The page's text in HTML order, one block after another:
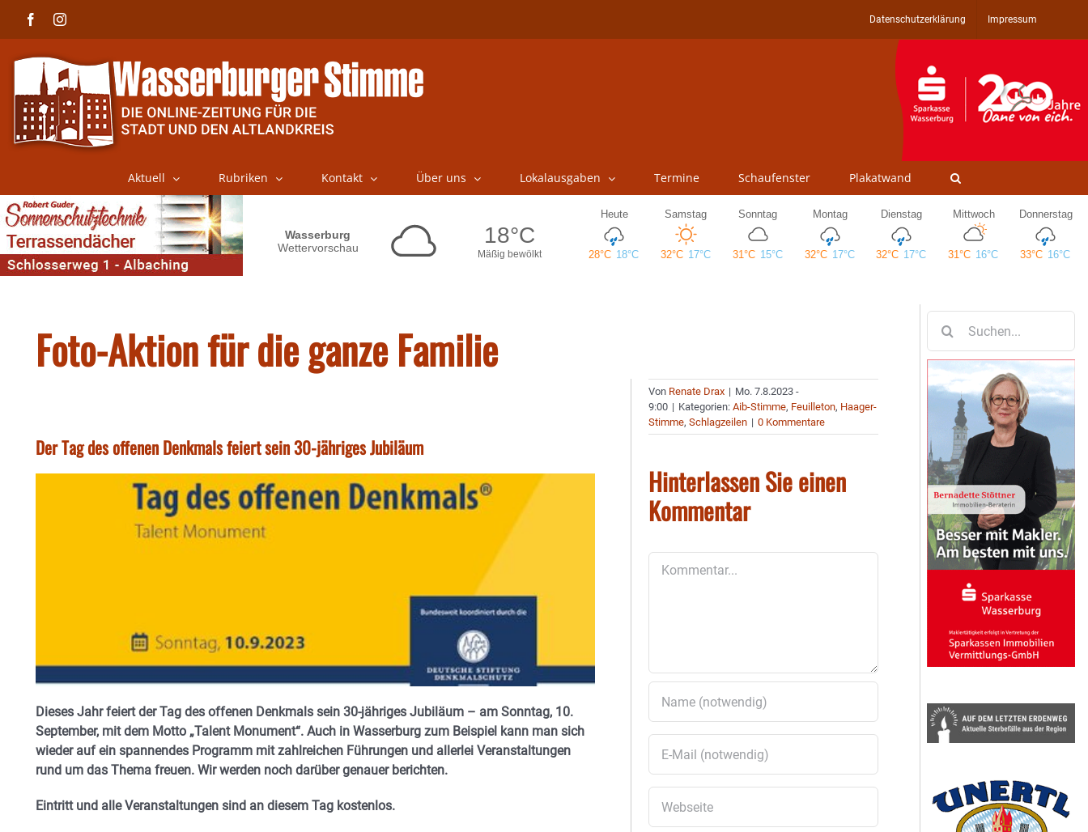
FacebookInstagram Datenschutzerklärung Impressum
Aktuell Rubriken Kontakt Über uns Lokalausgaben Termine Schaufenster Plakatwand
Foto-Aktion für die ganze Familie
Der Tag des offenen Denkmals feiert sein 30-jähriges Jubiläum
Dieses Jahr feiert der Tag des offenen Denkmals sein 30-jähriges Jubiläum – am Sonntag, 10.
September, mit dem Motto „Talent Monument“. Auch in Wasserburg zum Beispiel kann man sich
wieder auf ein spannendes Programm mit zahlreichen Führungen und allerlei Veranstaltungen
rund um das Thema freuen. Wir werden noch darüber genauer berichten.
Eintritt und alle Veranstaltungen sind an diesem Tag kostenlos.
Von Renate Drax | Mo. 7.8.2023 -
9:00 | Kategorien:Aib-Stimme, Feuilleton, Haager-
Stimme,Schlagzeilen | 0 Kommentare
Hinterlassen Sie einen
Kommentar
nach: